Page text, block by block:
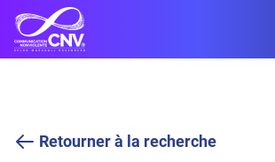
Retourner à la recherche